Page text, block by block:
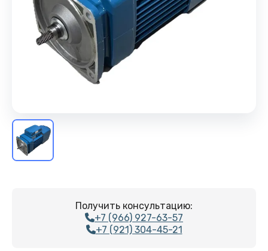
Получить консультацию:
+7 (966) 927-63-57
+7 (921) 304-45-21